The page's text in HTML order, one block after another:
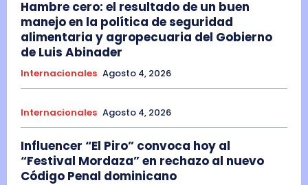
Hambre cero: el resultado de un buen
manejo en la política de seguridad
alimentaria y agropecuaria del Gobierno
de Luis Abinader
Internacionales Agosto 4, 2026
Internacionales Agosto 4, 2026
Influencer “El Piro” convoca hoy al
“Festival Mordaza” en rechazo al nuevo
Código Penal dominicano